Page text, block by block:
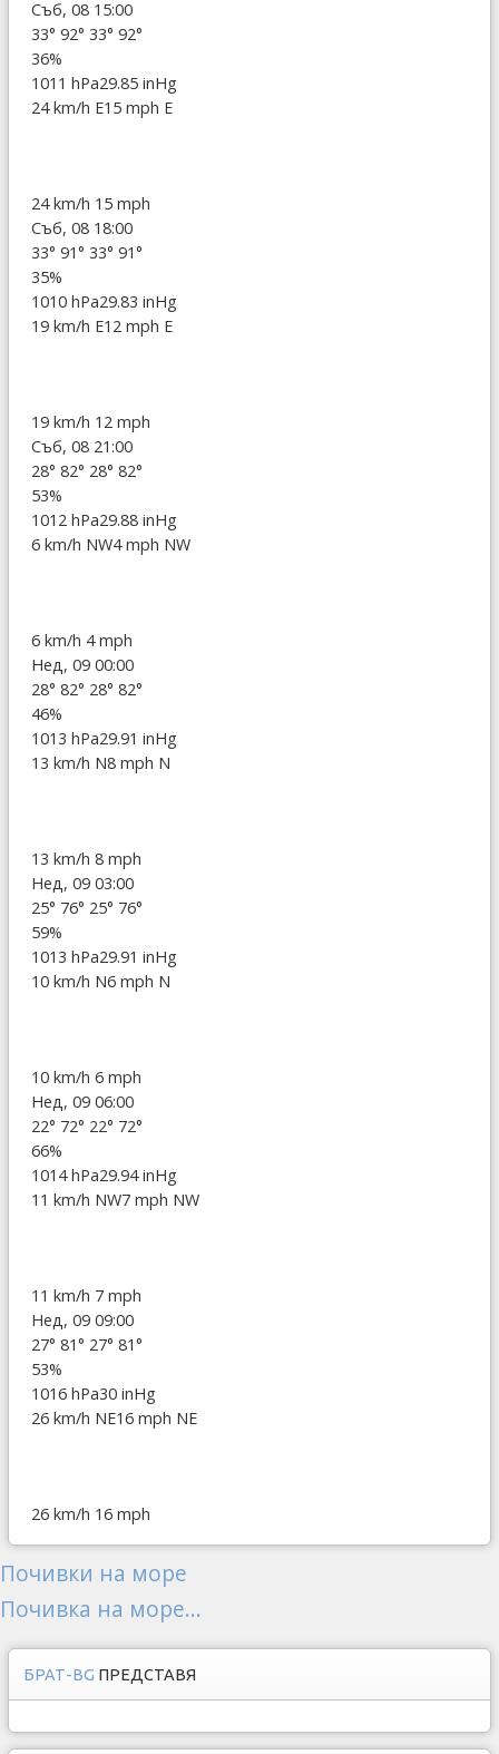
Съб, 08 15:00
33° 92° 33° 92°
36%
1011 hPa29.85 inHg
24 km/h E15 mph E
24 km/h 15 mph
Съб, 08 18:00
33° 91° 33° 91°
35%
1010 hPa29.83 inHg
19 km/h E12 mph E
19 km/h 12 mph
Съб, 08 21:00
28° 82° 28° 82°
53%
1012 hPa29.88 inHg
6 km/h NW4 mph NW
6 km/h 4 mph
Нед, 09 00:00
28° 82° 28° 82°
46%
1013 hPa29.91 inHg
13 km/h N8 mph N
13 km/h 8 mph
Нед, 09 03:00
25° 76° 25° 76°
59%
1013 hPa29.91 inHg
10 km/h N6 mph N
10 km/h 6 mph
Нед, 09 06:00
22° 72° 22° 72°
66%
1014 hPa29.94 inHg
11 km/h NW7 mph NW
11 km/h 7 mph
Нед, 09 09:00
27° 81° 27° 81°
53%
1016 hPa30 inHg
26 km/h NE16 mph NE
26 km/h 16 mph
Почивки на море
Почивка на море...
БРАТ-BG ПРЕДСТАВЯ